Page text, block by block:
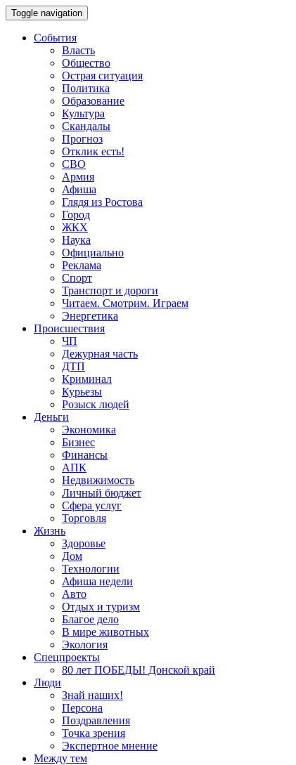
Toggle navigation
События
Власть
Общество
Острая ситуация
Политика
Образование
Культура
Скандалы
Прогноз
Отклик есть!
СВО
Армия
Афиша
Глядя из Ростова
Город
ЖКХ
Наука
Официально
Реклама
Спорт
Транспорт и дороги
Читаем. Смотрим. Играем
Энергетика
Происшествия
ЧП
Дежурная часть
ДТП
Криминал
Курьезы
Розыск людей
Деньги
Экономика
Бизнес
Финансы
АПК
Недвижимость
Личный бюджет
Сфера услуг
Торговля
Жизнь
Здоровье
Дом
Технологии
Афиша недели
Авто
Отдых и туризм
Благое дело
В мире животных
Экология
Спецпроекты
80 лет ПОБЕДЫ! Донской край
Люди
Знай наших!
Персона
Поздравления
Точка зрения
Экспертное мнение
Между тем